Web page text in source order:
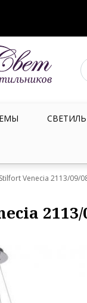
Venecia 2113/09/
2113/